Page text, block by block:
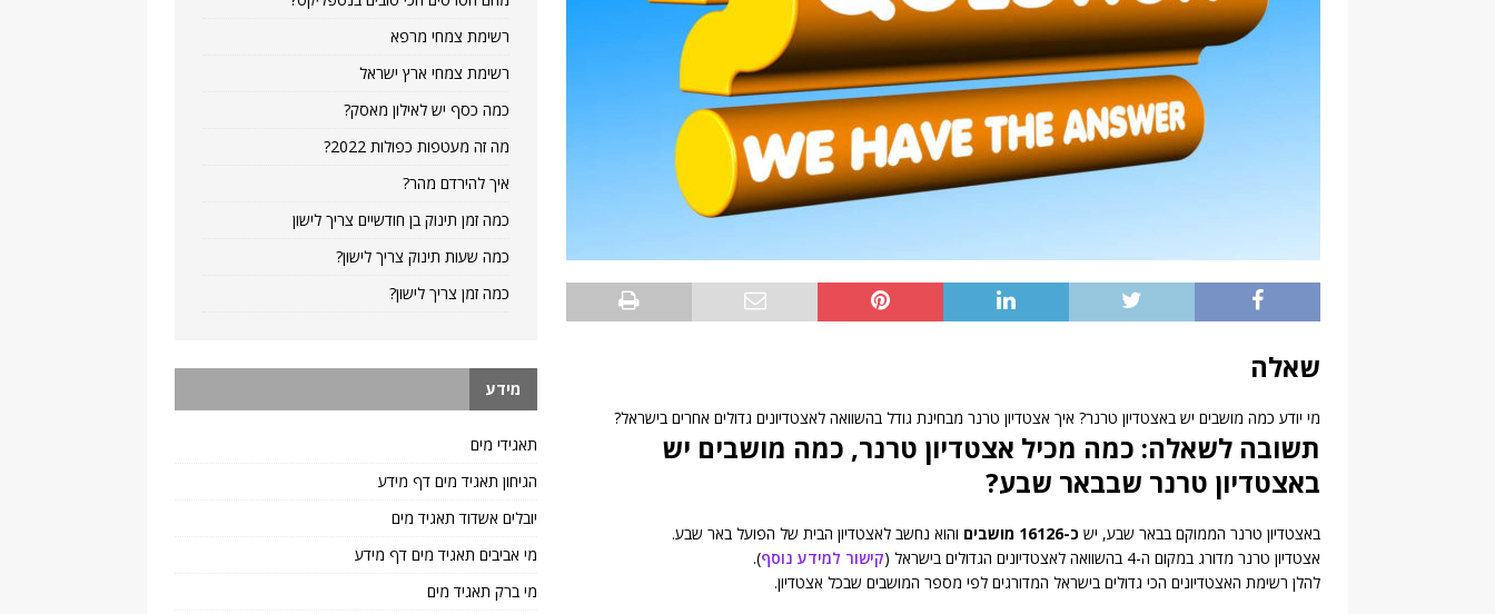
שאלה
מי יודע כמה מושבים יש באצטדיון טרנר? איך אצטדיון טרנר מבחינת גודל בהשוואה לאצטדיונים גדולים אחרים בישראל?
תשובה לשאלה: כמה מכיל אצטדיון טרנר, כמה מושבים יש
באצטדיון טרנר שבבאר שבע?
באצטדיון טרנר הממוקם בבאר שבע, יש כ-16126 מושבים
והוא נחשב לאצטדיון הבית של הפועל באר שבע.
אצטדיון טרנר מדורג במקום ה-4 בהשוואה לאצטדיונים הגדולים בישראל (
קישור למידע נוסף).
להלן רשימת האצטדיונים הכי גדולים בישראל המדורגים לפי מספר המושבים שבכל אצטדיון.
רשימת צמחי מרפא
רשימת צמחי ארץ ישראל
כמה כסף יש לאילון מאסק?
מה זה מעטפות כפולות 2022?
איך להירדם מהר?
כמה זמן תינוק בן חודשיים צריך לישון
כמה שעות תינוק צריך לישון?
כמה זמן צריך לישון?
מידע
תאגידי מים
הגיחון תאגיד מים דף מידע
יובלים אשדוד תאגיד מים
מי אביבים תאגיד מים דף מידע
מי ברק תאגיד מים